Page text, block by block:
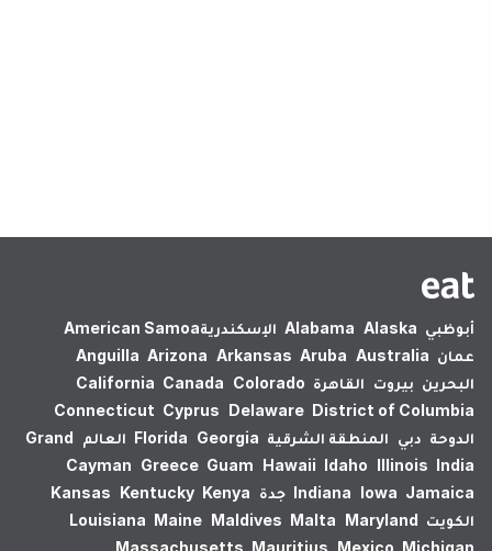
أبوظبي Alabama Alaska الإسكندرية‎American Samoa
عمان
Anguilla Arizona Arkansas Aruba Australia
البحرين بيروت القاهرة California Canada Colorado
Connecticut Cyprus Delaware District of Columbia
الدوحة دبي المنطقة الشرقية Florida Georgia العالم
Grand
Cayman Greece Guam Hawaii Idaho Illinois India
Indiana Iowa Jamaica جدة Kansas Kentucky Kenya
الكويت
Louisiana Maine Maldives Malta Maryland